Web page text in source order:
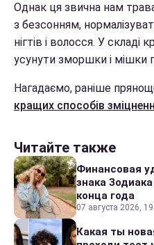
Однак ця звична нам
з безсонням,
нігтів і волосся. У складі
усунути зморшки і мішки
Нагадаємо, раніше
кращих способів
Читайте также
Финансовая
знака
конца года
07 августа 2026,
Какая ты